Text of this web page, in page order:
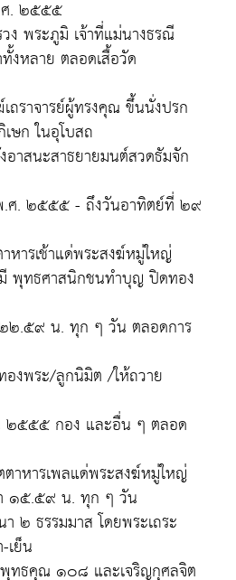
ศ. ๒๕๕๕
พระภูมิ เจ้าที่แม่นางธรณี
ทั้งหลาย ตลอดเสื้อวัด
ราจารย์ผู้ทรงคุณ ขึ้นนั่งปรก
ษก ในอุโบสถ
าสนะสาธยายมนต์สวดธัมจัก
ศ. ๒๕๕๕ - ถึงวันอาทิตย์ที่ ๒๙
ารเช้าแด่พระสงฆ์หมู่ใหญ่
พุทธศาสนิกชนทำบุญ ปิดทอง
๒.๕๙ น. ทุก ๆ วัน ตลอดการ
งพระ/ลูกนิมิต /ให้ถวาย
๒๕๕๕ กอง และอื่น ๆ ตลอด
าหารเพลแด่พระสงฆ์หมู่ใหญ่
๑๕.๕๙ น. ทุก ๆ วัน
๒ ธรรมมาส โดยพระเถระ
เย็น
ทธคุณ ๑๐๘ และเจริญกุศลจิต